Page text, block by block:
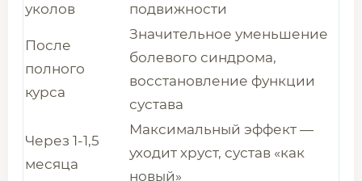
уколов
подвижности
После
полного
курса
Значительное уменьшение
болевого синдрома,
восстановление функции
сустава
Через 1-1,5
месяца
Максимальный эффект —
уходит хруст, сустав «как
новый»